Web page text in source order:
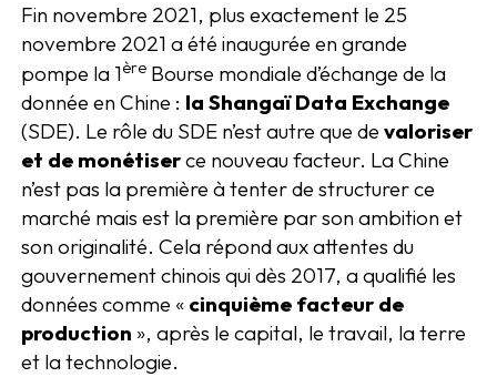
Fin novembre 2021, plus exactement le 25
novembre 2021 a été inaugurée en grande
pompe la 1èreBourse mondiale d’échange de la
donnée en Chine : la Shangaï Data Exchange
(SDE). Le rôle du SDE n’est autre que de valoriser
et de monétiserce nouveau facteur. La Chine
n’est pas la première à tenter de structurer ce
marché mais est la première par son ambition et
son originalité. Cela répond aux attentes du
gouvernement chinois qui dès 2017, a qualifié les
données comme « cinquième facteur de
production », après le capital, le travail, la terre
et la technologie.